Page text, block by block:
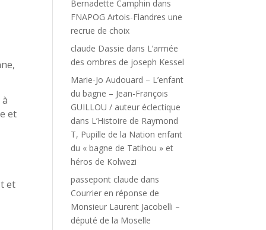
et
et
Bernadette Camphin dans
FNAPOG Artois-Flandres une
recrue de choix
claude Dassie dans L’armée
des ombres de joseph Kessel
Marie-Jo Audouard – L’enfant
du bagne – Jean-François
GUILLOU / auteur éclectique
dans L’Histoire de Raymond
T, Pupille de la Nation enfant
du « bagne de Tatihou » et
héros de Kolwezi
passepont claude dans
Courrier en réponse de
Monsieur Laurent Jacobelli –
député de la Moselle